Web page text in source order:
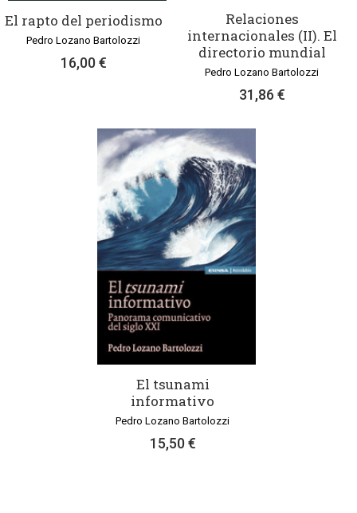
El rapto del periodismo
Pedro Lozano Bartolozzi
16,00 €
Relaciones
internacionales (II). El
directorio mundial
Pedro Lozano Bartolozzi
31,86 €
El tsunami
informativo
Pedro Lozano Bartolozzi
15,50 €